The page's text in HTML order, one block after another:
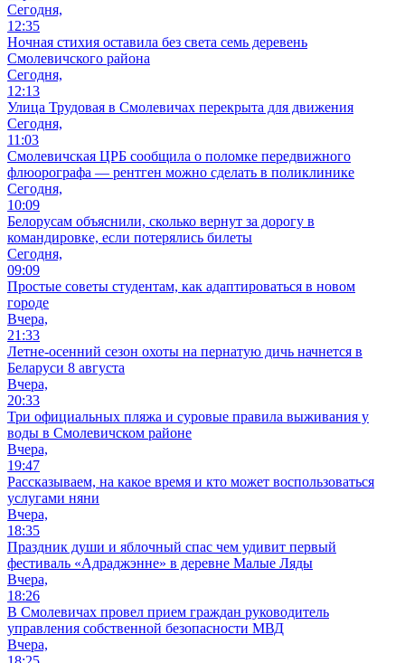
Сегодня,
12:35
Ночная стихия оставила без света семь деревень
Смолевичского района
Сегодня,
12:13
Улица Трудовая в Смолевичах перекрыта для движения
Сегодня,
11:03
Смолевичская ЦРБ сообщила о поломке передвижного
флюорографа — рентген можно сделать в поликлинике
Сегодня,
10:09
Белорусам объяснили, сколько вернут за дорогу в
командировке, если потерялись билеты
Сегодня,
09:09
Простые советы студентам, как адаптироваться в новом
городе
Вчера,
21:33
Летне-осенний сезон охоты на пернатую дичь начнется в
Беларуси 8 августа
Вчера,
20:33
Три официальных пляжа и суровые правила выживания у
воды в Смолевичском районе
Вчера,
19:47
Рассказываем, на какое время и кто может воспользоваться
услугами няни
Вчера,
18:35
Праздник души и яблочный спас чем удивит первый
фестиваль «Адраджэнне» в деревне Малые Ляды
Вчера,
18:26
В Смолевичах провел прием граждан руководитель
управления собственной безопасности МВД
Вчера,